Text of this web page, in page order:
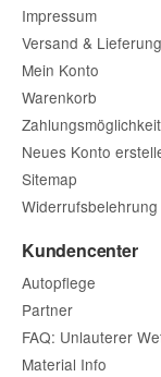
Impressum
Versand & Lieferung
Mein Konto
Warenkorb
Neues Konto
Sitemap
Widerrufsbelehrung
Kundencenter
Autopflege
Partner
FAQ: Unlauterer
Material Info